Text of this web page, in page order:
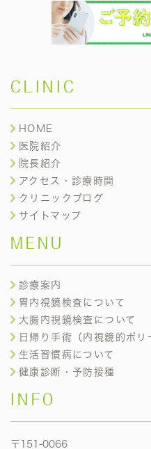
CLINIC
HOME
医院紹介
院長紹介
アクセス・診療時間
クリニックブログ
サイトマップ
MENU
診療案内
胃内視鏡検査について
大腸内視鏡検査について
日帰り手術（内視鏡的ポリ
生活習慣病について
健康診断・予防接種
INFO
〒151-0066